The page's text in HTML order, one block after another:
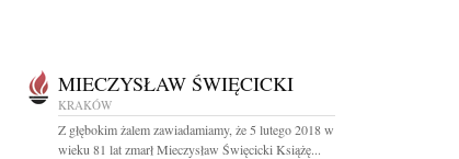
MIECZYSŁAW ŚWIĘCICKI
KRAKÓW
Z głębokim żalem zawiadamiamy, że 5 lutego 2018 w
wieku 81 lat zmarł Mieczysław Święcicki Książę...